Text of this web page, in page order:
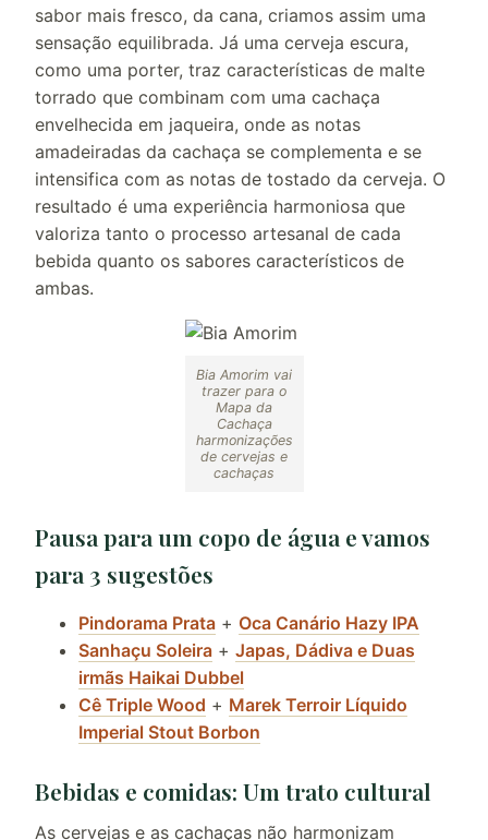
sabor mais fresco, da cana, criamos assim uma
sensação equilibrada. Já uma cerveja escura,
como uma porter, traz características de malte
torrado que combinam com uma cachaça
envelhecida em jaqueira, onde as notas
amadeiradas da cachaça se complementa e se
intensifica com as notas de tostado da cerveja. O
resultado é uma experiência harmoniosa que
valoriza tanto o processo artesanal de cada
bebida quanto os sabores característicos de
ambas.
Bia Amorim vai
trazer para o
Mapa da
Cachaça
harmonizações
de cervejas e
cachaças
Pausa para um copo de água e vamos
para 3 sugestões
Pindorama Prata + Oca Canário Hazy IPA
Sanhaçu Soleira + Japas, Dádiva e Duas
irmãs Haikai Dubbel
Cê Triple Wood + Marek Terroir Líquido
Imperial Stout Borbon
Bebidas e comidas: Um trato cultural
As cervejas e as cachaças não harmonizam